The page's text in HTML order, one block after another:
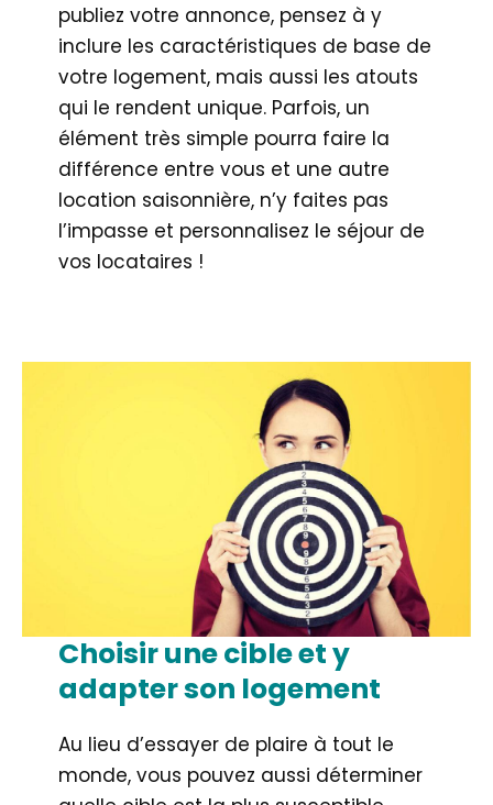
publiez votre annonce, pensez à y
inclure les caractéristiques de base de
votre logement, mais aussi les atouts
qui le rendent unique. Parfois, un
élément très simple pourra faire la
différence entre vous et une autre
location saisonnière, n’y faites pas
l’impasse et personnalisez le séjour de
vos locataires !
Choisir une cible et y
adapter son logement
Au lieu d’essayer de plaire à tout le
monde, vous pouvez aussi déterminer